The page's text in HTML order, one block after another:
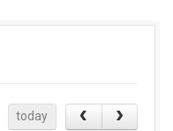
today